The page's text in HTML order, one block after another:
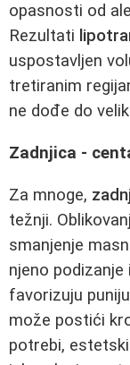
opasnosti od
Rezultati
uspostavljen
tretiranim
ne dođe do
Zadnjica -
Za mnoge,
težnji.
smanjenje
njeno
favorizuju
može postići
potrebi,